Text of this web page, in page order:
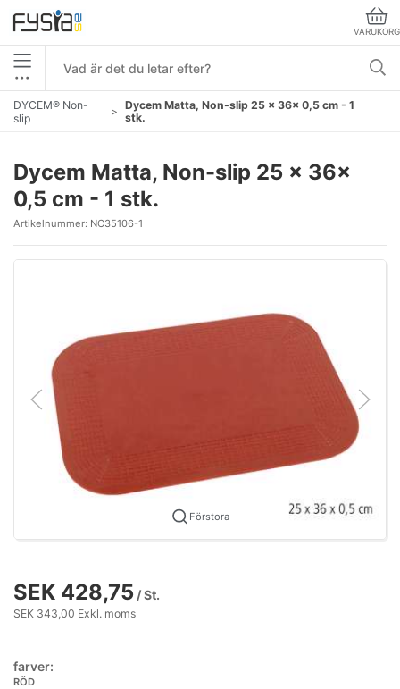
VARUKORG
•••
DYCEM® Non-
slip
Dycem Matta, Non-slip 25 x 36x 0,5 cm - 1
stk.
Dycem Matta, Non-slip 25 x 36x
0,5 cm - 1 stk.
Artikelnummer: NC35106-1
Förstora
SEK 428,75 / St.
SEK 343,00 Exkl. moms
farver:
RÖD